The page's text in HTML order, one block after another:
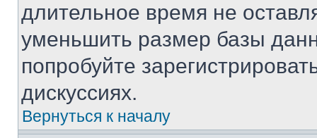
длительное время не
уменьшить размер базы
попробуйте
дискуссиях.
Вернуться к началу